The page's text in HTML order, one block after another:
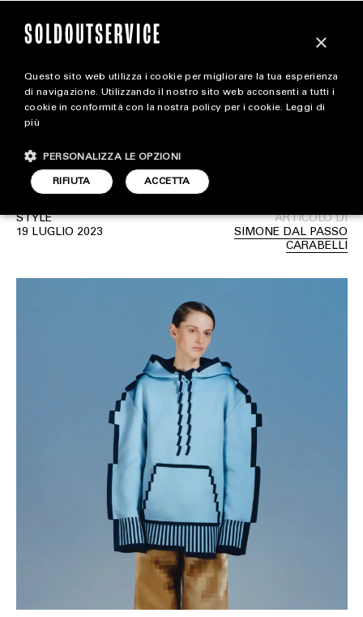
magazine
STYLE
FOOTWEAR
ACCESSORIES
Loewe è il brand più
desiderato del momento
secondo Lyst
STYLE
19 LUGLIO 2023
ARTICOLO DI
SIMONE DAL PASSO
CARABELLI
×
Questo sito web utilizza i cookie per migliorare la tua esperienza
di navigazione. Utilizzando il nostro sito web acconsenti a tutti i
cookie in conformità con la nostra policy per i cookie. Leggi di
più
ACCETTA
RIFIUTA
PERSONALIZZA LE OPZIONI